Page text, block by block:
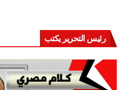
رئيس التحرير يكتب